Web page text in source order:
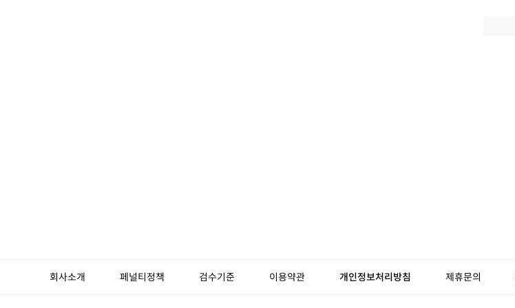
회사소개 페널티정책 검수기준 이용약관 개인정보처리방침 제휴문의